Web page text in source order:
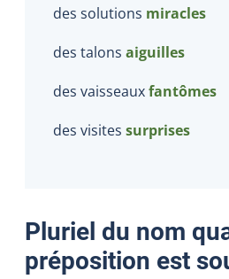
des solutions miracles
des talons aiguilles
des vaisseauxfantômes
des visites surprises
Pluriel du nom
préposition est